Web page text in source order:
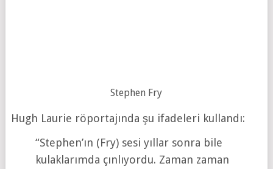
Stephen Fry
Hugh Laurie röportajında şu ifadeleri kullandı:
“Stephen’ın (Fry) sesi yıllar sonra bile
kulaklarımda çınlıyordu. Zaman zaman